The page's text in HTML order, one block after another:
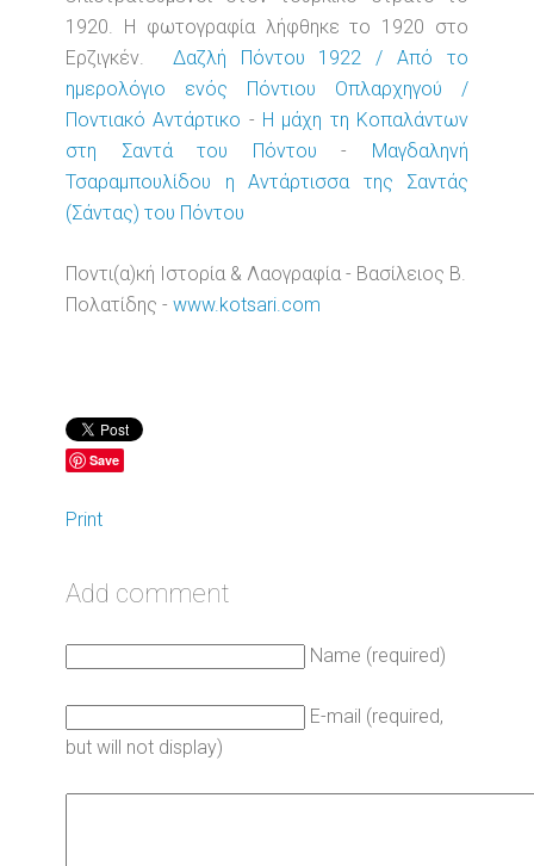
1920. Η φωτογραφία λήφθηκε το 1920 στο
Ερζιγκέν. Δαζλή Πόντου 1922 / Από το
ημερολόγιο ενός Πόντιου Οπλαρχηγού /
Ποντιακό Αντάρτικο - Η μάχη τη Κοπαλάντων
στη Σαντά του Πόντου - Μαγδαληνή
Τσαραμπουλίδου η Αντάρτισσα της Σαντάς
(Σάντας) του Πόντου
Ποντι(α)κή Ιστορία & Λαογραφία - Βασίλειος Β.
Πολατίδης - www.kotsari.com
Save
Print
Add comment
Name (required)
E-mail (required,
but will not display)